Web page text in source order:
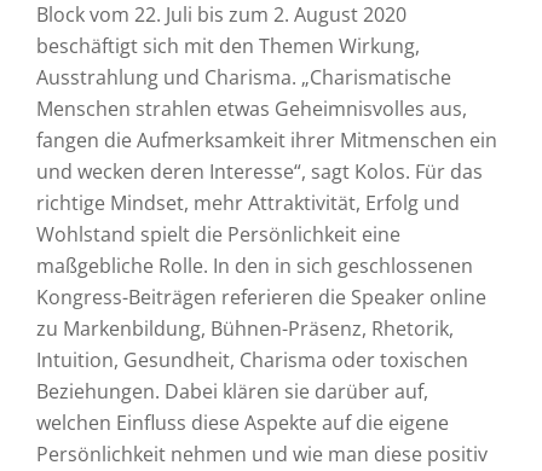
Block vom 22. Juli bis zum 2. August 2020
beschäftigt sich mit den Themen Wirkung,
Ausstrahlung und Charisma. „Charismatische
Menschen strahlen etwas Geheimnisvolles aus,
fangen die Aufmerksamkeit ihrer Mitmenschen ein
und wecken deren Interesse“, sagt Kolos. Für das
richtige Mindset, mehr Attraktivität, Erfolg und
Wohlstand spielt die Persönlichkeit eine
maßgebliche Rolle. In den in sich geschlossenen
Kongress-Beiträgen referieren die Speaker online
zu Markenbildung, Bühnen-Präsenz, Rhetorik,
Intuition, Gesundheit, Charisma oder toxischen
Beziehungen. Dabei klären sie darüber auf,
welchen Einfluss diese Aspekte auf die eigene
Persönlichkeit nehmen und wie man diese positiv